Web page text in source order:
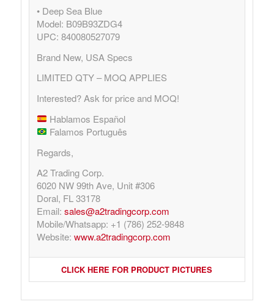
• Deep Sea Blue
Model: B09B93ZDG4
UPC: 840080527079
Brand New, USA Specs
LIMITED QTY – MOQ APPLIES
Interested? Ask for price and MOQ!
Hablamos Español
Falamos Português
Regards,
A2 Trading Corp.
6020 NW 99th Ave, Unit #306
Doral, FL 33178
Email: sales@a2tradingcorp.com
Mobile/Whatsapp: +1 (786) 252-9848
Website: www.a2tradingcorp.com
CLICK HERE FOR PRODUCT PICTURES